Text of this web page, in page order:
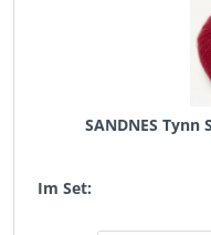
SANDNES Tynn
Im Set: